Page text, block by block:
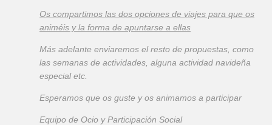
Os compartimos las dos opciones de viajes para que os
animéis y la forma de apuntarse a ellas
Más adelante enviaremos el resto de propuestas, como
las semanas de actividades, alguna actividad navideña
especial etc.
Esperamos que os guste y os animamos a participar
Equipo de Ocio y Participación Social